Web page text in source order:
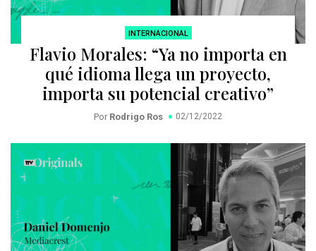
INTERNACIONAL
Flavio Morales: “Ya no importa en
qué idioma llega un proyecto,
importa su potencial creativo”
Por Rodrigo Ros 02/12/2022